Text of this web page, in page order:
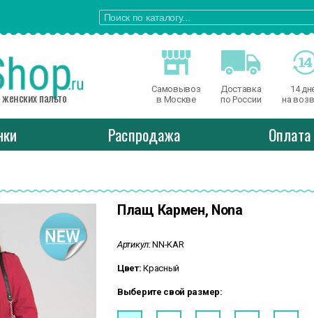
пальто
Самовывоз
в Москве
Доставка
по России
14
на
Распродажа Оплата
Плащ Кармен, Nona
Артикул:NN-KAR
Цвет: Красный
Выберите свой размер: